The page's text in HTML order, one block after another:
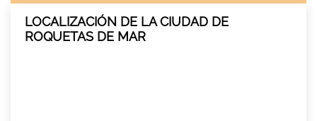
LOCALIZACIÓN DE LA CIUDAD DE
ROQUETAS DE MAR